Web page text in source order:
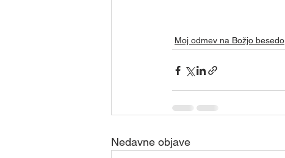
Moj odmev na Božjo besedo
Nedavne objave